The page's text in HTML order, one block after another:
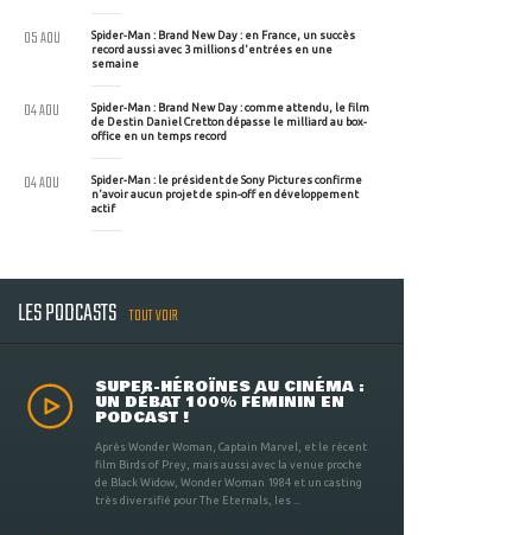
Spider-Man : Brand New Day : en France, un succès
record aussi avec 3 millions d'entrées en une
semaine
05 AOU
Spider-Man : Brand New Day : comme attendu, le film
de Destin Daniel Cretton dépasse le milliard au box-
office en un temps record
04 AOU
Spider-Man : le président de Sony Pictures confirme
n'avoir aucun projet de spin-off en développement
actif
04 AOU
LES PODCASTS TOUT VOIR
SUPER-HÉROÏNES AU CINÉMA :
UN DÉBAT 100% FÉMININ EN
PODCAST !
Après Wonder Woman, Captain Marvel, et le récent
film Birds of Prey, mais aussi avec la venue proche
de Black Widow, Wonder Woman 1984 et un casting
très diversifié pour The Eternals, les ...